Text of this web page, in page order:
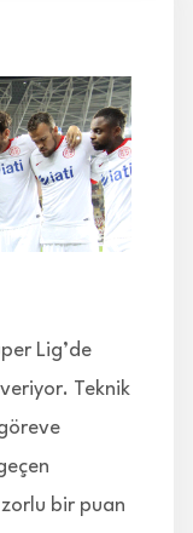
Lig’de
Teknik
zorlu bir puan